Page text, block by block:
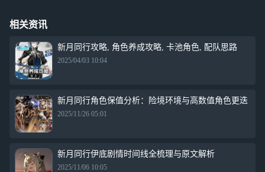
相关资讯
新月同行攻略, 角色养成攻略, 卡池角色, 配队思路
2025/04/03 10:04
新月同行角色保值分析：险境环境与高数值角色更迭
2025/11/26 05:01
新月同行伊底剧情时间线全梳理与原文解析
2025/11/06 10:05